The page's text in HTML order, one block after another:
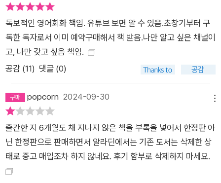
기대한다. 하지만 빨모쌤은 “빠르고 쉽게 영어를 배울 수 있는 방
법은 없다. 그럼에도 어떤 비법이 있을 거라는 생각이 불필요한
학습 고민과 스트레스를 낳는다”며 일침 한다. 그리고 언어를 배
우는 유일한 방법은 스스로 소리 내 말하기를 반복해서 그 감각을
몸에 익히는 것뿐이라고 조언한다. 그래서 이 책은 하나의 표현을
가득 실었다. 그리고 난이도보다 활용도를 고려해, 다소 복잡한
구성이더라도 영어에서는 정말 흔한 표현 방식이라면 오히려 더
음원 강의 영상을 출간 시점부터 순차적으로 제공함으로써 ‘한 번
이해하고 백 번 연습하기’ 콘셉트의 말하기 훈련을 적극 장려하고
있다. 영어 일기 쓰기부터 발음 연습까지 혼자서도 영어 실력을
높일 수 있는 연습 팁 공개 책 중간중간에 배치된 ‘영어 업그레이
독보적인 영어회화 책임. 유튜브 보면 알 수 있음.초창기부터 구
독한 독자로서 이미 예약구매해서 책 받음.나만 알고 싶은 채널이
고, 나만 갖고 싶음 책임.
공감 (11) 댓글 (0)
popcorn 2024-09-30
출간한 지 6개월도 채 지나지 않은 책을 부록을 넣어서 한정판 아
닌 한정판으로 판매하면서 알라딘에서는 기존 도서는 삭제한 상
태로 중고 매입조차 하지 않네요. 후기 함부로 삭제하지 마세요.